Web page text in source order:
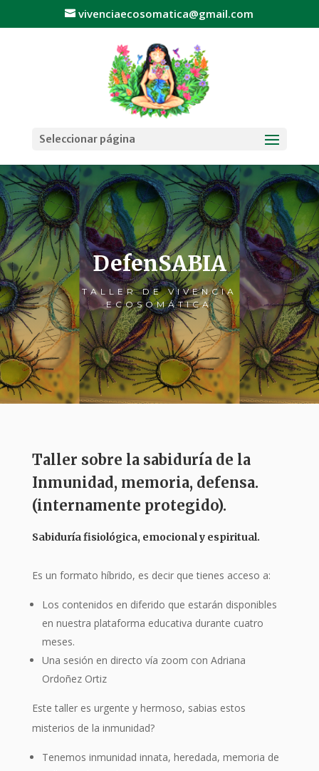
vivenciaecosomatica@gmail.com
Seleccionar página
DefenSABIA
TALLER DE VIVENCIA
ECOSOMÁTICA
Taller sobre la sabiduría de la
Inmunidad, memoria, defensa.
(internamente protegido).
Sabiduría fisiológica, emocional y espiritual.
Es un formato híbrido, es decir que tienes acceso a:
Los contenidos en diferido que estarán disponibles
en nuestra plataforma educativa durante cuatro
meses.
Una sesión en directo vía zoom con Adriana
Ordoñez Ortiz
Este taller es urgente y hermoso, sabias estos
misterios de la inmunidad?
Tenemos inmunidad innata, heredada, memoria de